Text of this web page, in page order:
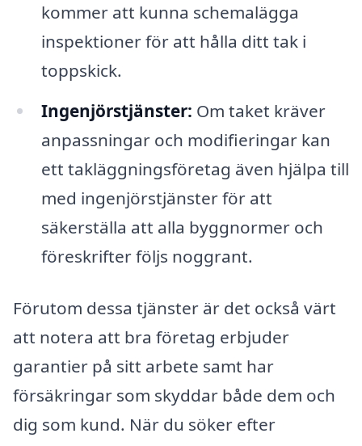
kommer att kunna schemalägga
inspektioner för att hålla ditt tak i
toppskick.
Ingenjörstjänster: Om taket kräver
anpassningar och modifieringar kan
ett takläggningsföretag även hjälpa till
med ingenjörstjänster för att
säkerställa att alla byggnormer och
föreskrifter följs noggrant.
Förutom dessa tjänster är det också värt
att notera att bra företag erbjuder
garantier på sitt arbete samt har
försäkringar som skyddar både dem och
dig som kund. När du söker efter